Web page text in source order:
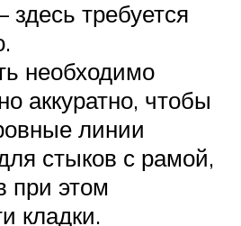
требуется
необходимо
аккуратно, чтобы
линии
стыков с рамой,
при этом
кладки.